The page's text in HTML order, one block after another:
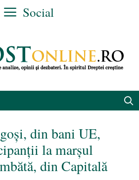
Social
din bani UE,
la marșul
din Capitală